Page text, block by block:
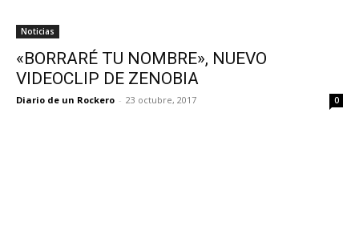
Noticias
«BORRARÉ TU NOMBRE», NUEVO
VIDEOCLIP DE ZENOBIA
Diario de un Rockero - 23 octubre, 2017 0